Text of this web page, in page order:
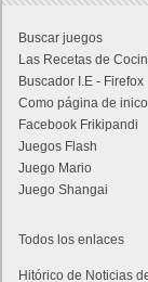
Buscar juegos
Las Recetas de
Buscador I.E - Firefox
Como página de inico
Facebook Frikipandi
Juegos Flash
Juego Mario
Juego Shangai
Todos los enlaces
Hitórico de Noticias